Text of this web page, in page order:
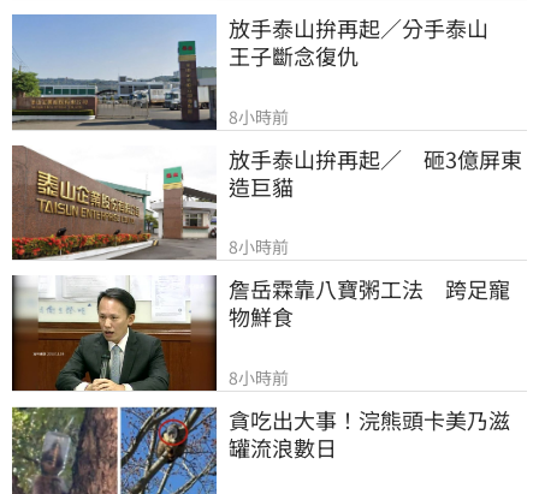
放手泰山拚再起／分手泰山
王子斷念復仇
8小時前
放手泰山拚再起／　砸3億屏東
造巨貓
8小時前
詹岳霖靠八寶粥工法　跨足寵
物鮮食
8小時前
貪吃出大事！浣熊頭卡美乃滋
罐流浪數日